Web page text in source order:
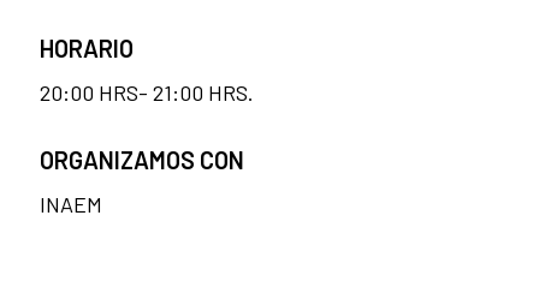
HORARIO
20:00 HRS- 21:00 HRS.
ORGANIZAMOS CON
INAEM